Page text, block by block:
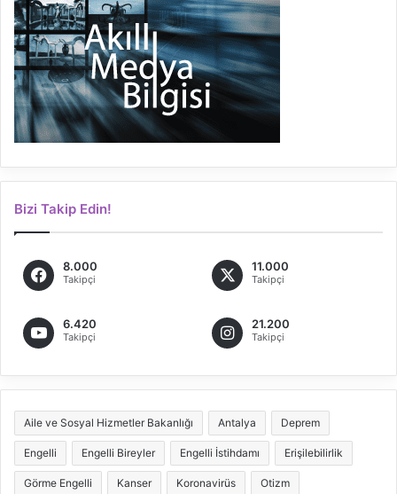
Bizi Takip Edin!
8.000
Takipçi
11.000
Takipçi
6.420
Takipçi
21.200
Takipçi
Aile ve Sosyal Hizmetler Bakanlığı Antalya Deprem
Engelli Engelli Bireyler Engelli İstihdamı Erişilebilirlik
Görme Engelli Kanser Koronavirüs Otizm